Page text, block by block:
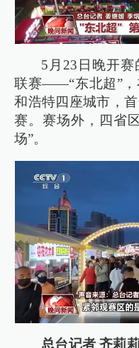
5月23日晚开
联赛——“东北超”，
和浩特四座城市，
赛。赛场外，四省
场”。
总台记者 齐莉莉